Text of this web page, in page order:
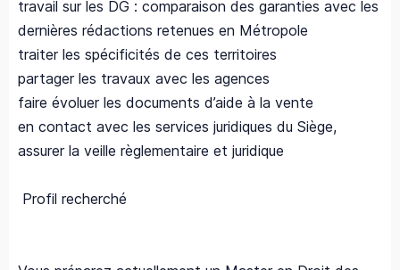
travail sur les DG : comparaison des garanties avec les
dernières rédactions retenues en Métropole
traiter les spécificités de ces territoires
partager les travaux avec les agences
faire évoluer les documents d’aide à la vente
en contact avec les services juridiques du Siège,
assurer la veille règlementaire et juridique
Profil recherché